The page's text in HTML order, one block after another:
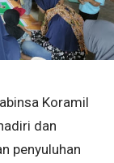
Koramil
dan
penyuluhan